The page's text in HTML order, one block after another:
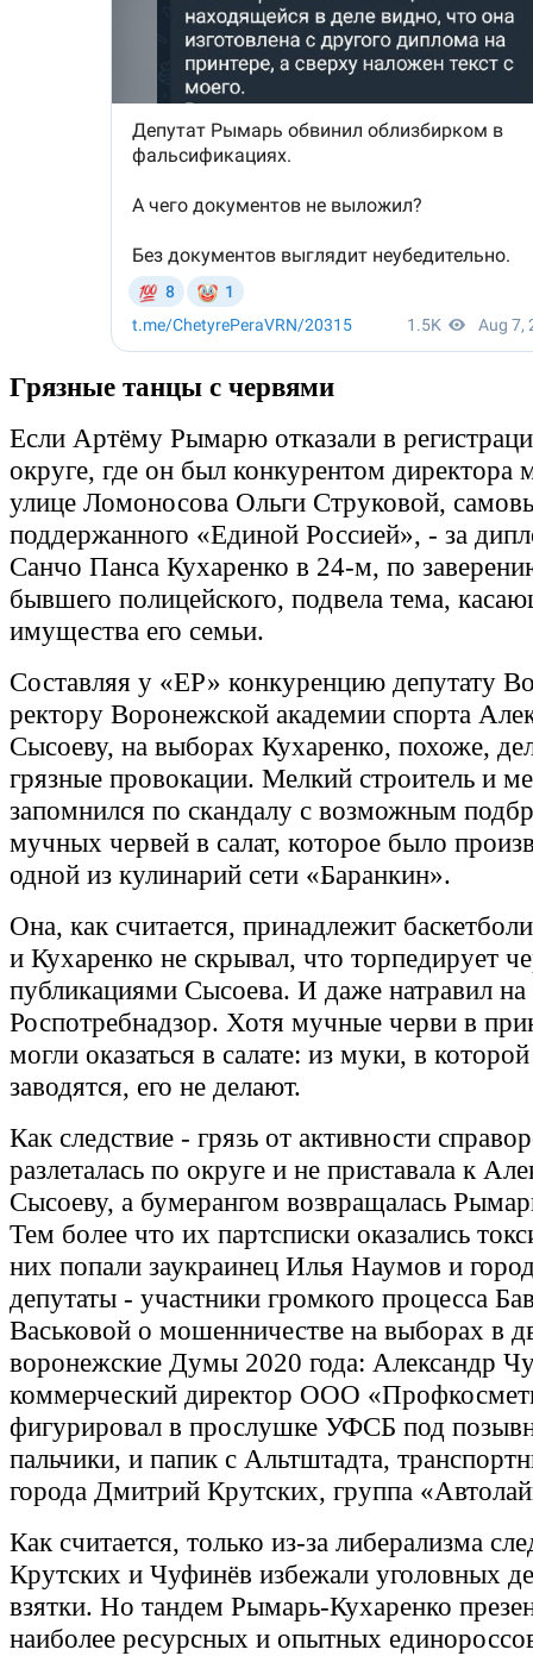
Грязные танцы с червями
Если Артёму Рымарю отказали в
округе, где он был конкурентом директора
улице Ломоносова Ольги Струковой,
поддержанного «Единой Россией», - за
Санчо Панса Кухаренко в 24-м, по
бывшего полицейского, подвела тема,
имущества его семьи.
Составляя у «ЕР» конкуренцию депутату
ректору Воронежской академии спорта
Сысоеву, на выборах Кухаренко, похоже,
грязные провокации. Мелкий строитель и
запомнился по скандалу с возможным
мучных червей в салат, которое было
одной из кулинарий сети «Баранкин».
Она, как считается, принадлежит
и Кухаренко не скрывал, что торпедирует
публикациями Сысоева. И даже натравил на
Роспотребнадзор. Хотя мучные черви в
могли оказаться в салате: из муки, в
заводятся, его не делают.
Как следствие - грязь от активности
разлеталась по округе и не приставала к
Сысоеву, а бумерангом возвращалась
Тем более что их партсписки оказались
них попали заукраинец Илья Наумов и
депутаты - участники громкого процесса
Васьковой о мошенничестве на выборах в
воронежские Думы 2020 года: Александр
коммерческий директор ООО
фигурировал в прослушке УФСБ под
пальчики, и папик с Альтштадта,
города Дмитрий Крутских, группа
Как считается, только из-за либерализма
Крутских и Чуфинёв избежали уголовных
взятки. Но тандем Рымарь-Кухаренко
наиболее ресурсных и опытных